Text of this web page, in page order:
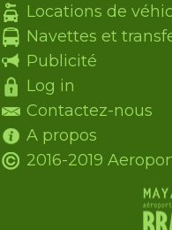
Locations de
Navettes et
Publicité
Log in
Contactez-nous
A propos
2016-2019